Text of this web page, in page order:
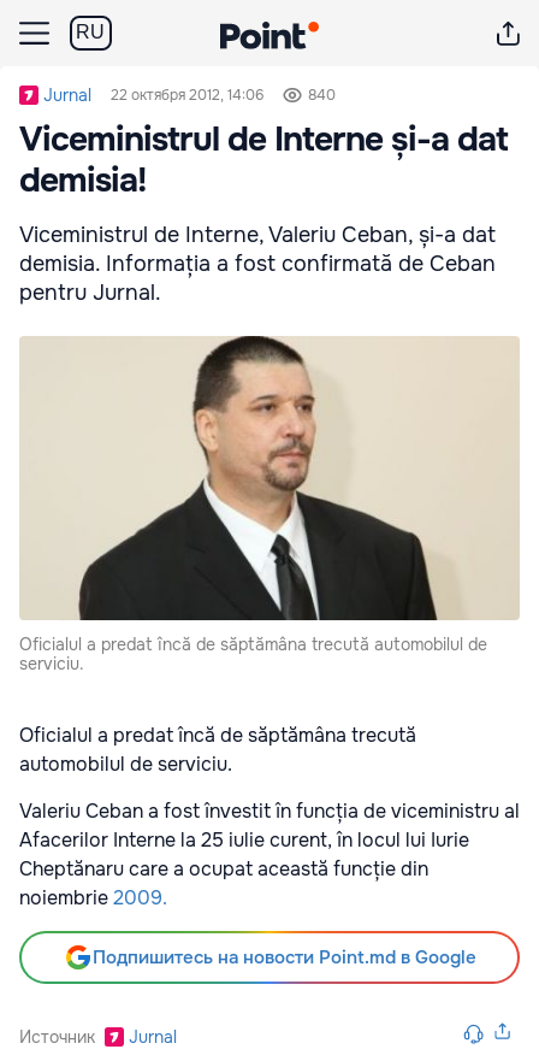
RU
Jurnal 22 октября 2012, 14:06 840
Viceministrul de Interne și-a dat
demisia!
Viceministrul de Interne, Valeriu Ceban, și-a dat
demisia. Informația a fost confirmată de Ceban
pentru Jurnal.
Oficialul a predat încă de săptămâna trecută automobilul de
serviciu.
Oficialul a predat încă de săptămâna trecută
automobilul de serviciu.
Valeriu Ceban a fost învestit în funcția de viceministru al
Afacerilor Interne la 25 iulie curent, în locul lui Iurie
Cheptănaru care a ocupat această funcție din
noiembrie2009.
Подпишитесь на новости Point.md в Google
Источник Jurnal